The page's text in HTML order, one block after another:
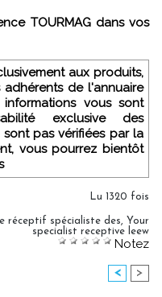
TOURMAG dans vos
de l'annuaire
informations vous sont
exclusive des
pas vérifiées par la
vous pourrez bientôt
Lu 1320 fois
réceptif spécialiste des
Your
specialist receptive leew
Notez
< >